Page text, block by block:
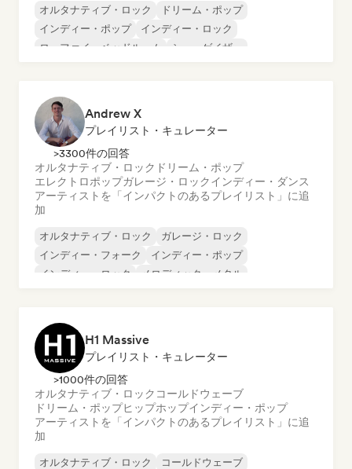
オルタナティブ・ロック
ドリーム・ポップ
インディー・ポップ
インディー・ロック
ローファイ・ベッドルーム
シューゲイザー
Andrew X
プレイリスト・キュレーター
>3300件の回答
オルタナティブ・ロック ドリーム・ポップ
エレクトロポップガレージ・ロックインディー・ダンス
アーティストを「インパクトのあるプレイリスト」に追
加
オルタナティブ・ロック
ガレージ・ロック
インディー・フォーク
インディー・ポップ
インディー・ロック
メロディック・メタル
H1 Massive
プレイリスト・キュレーター
>1000件の回答
オルタナティブ・ロック コールドウェーブ
ドリーム・ポップヒップホップインディー・ポップ
アーティストを「インパクトのあるプレイリスト」に追
加
オルタナティブ・ロック
コールドウェーブ